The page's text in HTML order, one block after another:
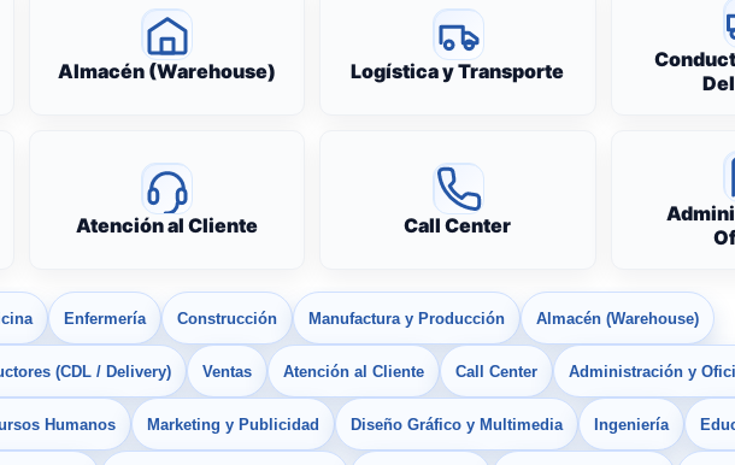
Almacén (Warehouse) Logística y Transporte
Atención al Cliente Call Center
Enfermería Construcción Manufactura y Producción Almacén (Warehouse)
(CDL / Delivery) Ventas Atención al Cliente Call Center Administración y
Humanos Marketing y Publicidad Diseño Gráfico y Multimedia Ingeniería